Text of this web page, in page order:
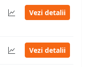
Vezi detalii
Vezi detalii